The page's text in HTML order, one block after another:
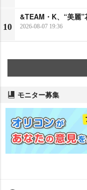
10
&TEAM・K、“美麗”
2026-08-07 19:36
モニター募集